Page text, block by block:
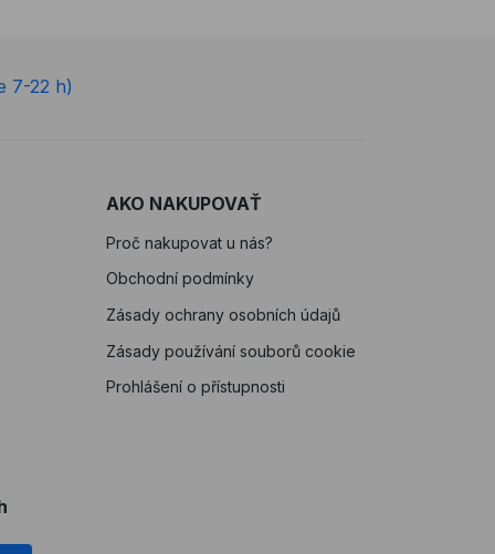
7-22 h)
AKO NAKUPOVAŤ
Proč nakupovat u nás?
Obchodní podmínky
Zásady ochrany osobních údajů
Zásady používání souborů cookie
Prohlášení o přístupnosti